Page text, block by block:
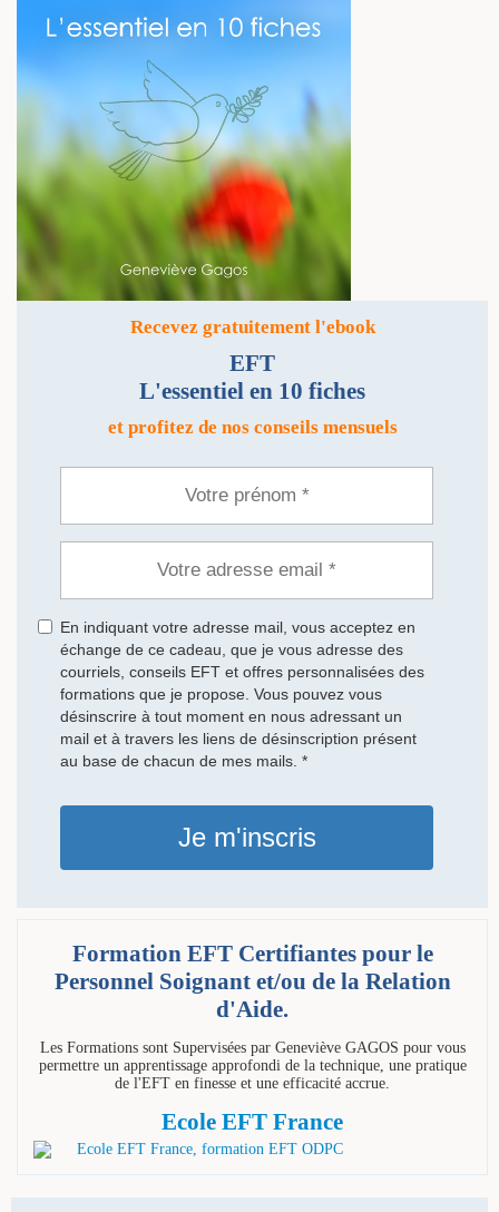
Recevez gratuitement l'ebook
EFT
L'essentiel en 10 fiches
et profitez de nos conseils mensuels
En indiquant votre adresse mail, vous acceptez en
échange de ce cadeau, que je vous adresse des
courriels, conseils EFT et offres personnalisées des
formations que je propose. Vous pouvez vous
désinscrire à tout moment en nous adressant un
mail et à travers les liens de désinscription présent
au base de chacun de mes mails. *
Je m'inscris
Formation EFT Certifiantes pour le
Personnel Soignant et/ou de la Relation
d'Aide.
Les Formations sont Supervisées par Geneviève GAGOS pour vous
permettre un apprentissage approfondi de la technique, une pratique
de l'EFT en finesse et une efficacité accrue.
Ecole EFT France